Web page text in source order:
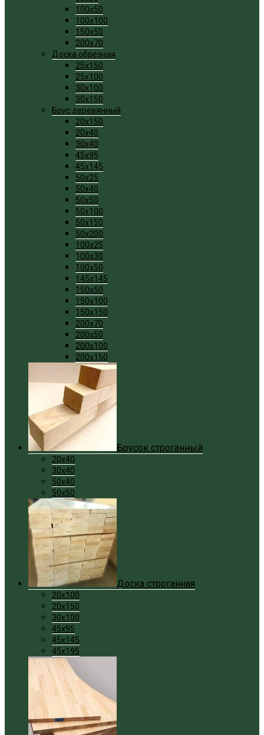
100x50
100x100
150x50
200x70
Доска обрезная
25x150
25x100
30x100
30x150
Брус деревянный
20x150
20x40
30x40
45x95
45x145
50x25
50x40
50x50
50x100
50x150
50x200
100x25
100x30
100x50
145x145
150x50
150x100
150x150
200x70
200x50
200x100
200x150
Брусок строганный
20x40
30x40
50x40
50x50
Доска строганная
20x100
20x150
30x100
45x95
45x145
45x195